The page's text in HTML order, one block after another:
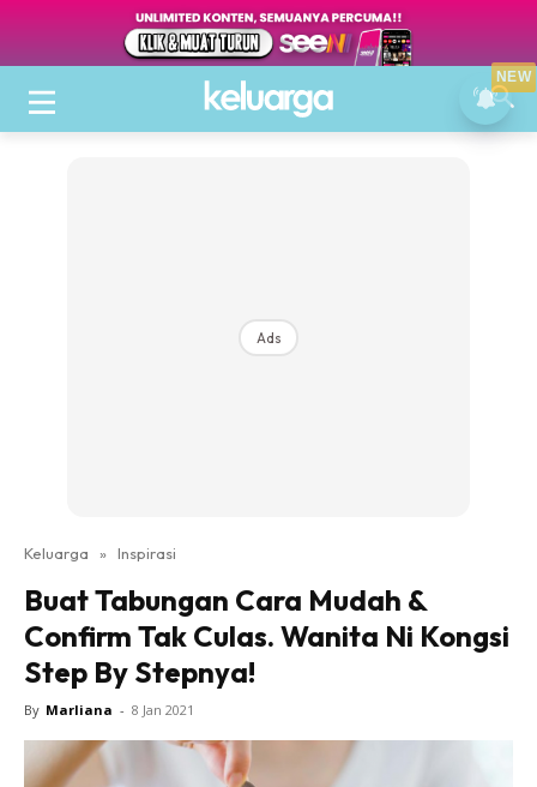
Ads
Keluarga » Inspirasi
Buat Tabungan Cara Mudah &
Confirm Tak Culas. Wanita Ni Kongsi
Step By Stepnya!
By Marliana - 8 Jan 2021
NEW